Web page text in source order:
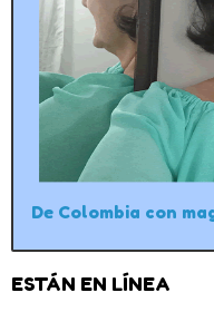
De Colombia con
ESTÁN EN LÍNEA